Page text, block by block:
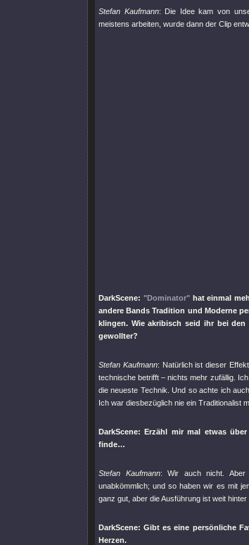
Stefan Kaufmann: Die Idee kam von
meistens arbeiten, wurde dann der Clip
DarkScene: "Dominator"hat einmal
andere Bands Tradition und Moderne
klingen. Wie akribisch seid ihr bei
gewollter?
Stefan Kaufmann: Natürlich ist dieser
technische betrifft – nichts mehr zufällig.
die neueste Technik. Und so achte ich
Ich war diesbezüglich nie ein Traditionalist
DarkScene: Erzähl mir mal etwas
finde…
Stefan Kaufmann: Wir auch nicht. Aber
unabkömmlich; und so haben wir es mit
ganz gut, aber die Ausführung ist weit
DarkScene: Gibt es eine persönliche
Herzen.